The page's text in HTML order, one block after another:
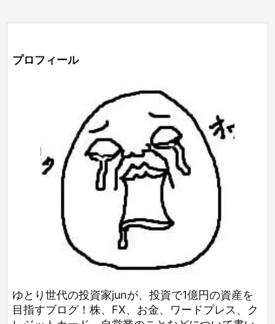
プロフィール
ゆとり世代の投資家junが、投資で1億円の資産を
目指すブログ！株、FX、お金、ワードプレス、ク